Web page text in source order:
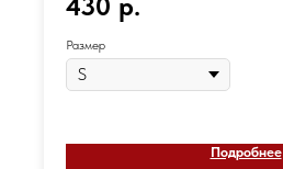
Размер
Подробнее